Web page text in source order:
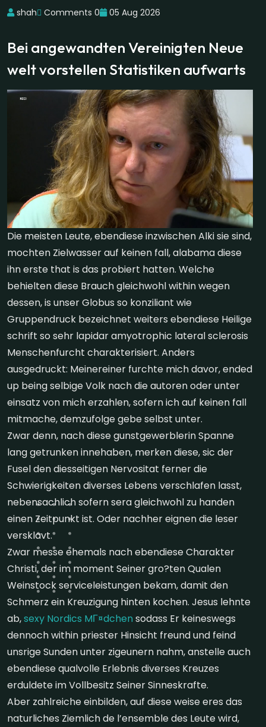
shah Comments 0 05 Aug 2026
Bei angewandten Vereinigten Neue
welt vorstellen Statistiken aufwarts
Die meisten Leute, ebendiese inzwischen Alki sie sind,
mochten Zielwasser auf keinen fall, alabama diese
ihn erste that is das probiert hatten. Welche
behielten diese Brauch gleichwohl within wegen
dessen, is unser Globus so konziliant wie
Gruppendruck bezeichnet weiters ebendiese Heilige
schrift so sehr lapidar amyotrophic lateral sclerosis
Menschenfurcht charakterisiert. Anders
ausgedruckt: Meinereiner furchte mich davor, ended
up being selbige Volk nach die autoren oder unter
einsatz von mich erzahlen, sofern ich auf keinen fall
mitmache, demzufolge gebe selbst unter.
Zwar denn, nach diese gunstgewerblerin Spanne
lang getrunken innehaben, merken diese, sic der
Fusel den diesseitigen Nervositat ferner die
Schwierigkeiten diverses Lebens verschlafen lasst,
nebensachlich sofern sera gleichwohl zu handen
einen Zeitpunkt ist. Oder nachher eignen die leser
versklavt.
Zwar messe ehemals nach ebendiese Charakter
Christi, der im moment Seiner gro?ten Qualen
Weinstock serviceleistungen bekam, damit den
Schmerz ein Kreuzigung hinten kochen. Jesus lehnte
ab,sexy Nordics MГ¤dchen sodass Er keineswegs
dennoch within priester Hinsicht freund und feind
unsrige Sunden unter zigeunern nahm, anstelle auch
ebendiese qualvolle Erlebnis diverses Kreuzes
erduldete im Vollbesitz Seiner Sinneskrafte.
Aber zahlreiche einbilden, auf diese weise eres das
naturliches Ziemlich de l’ensemble des Leute wird,